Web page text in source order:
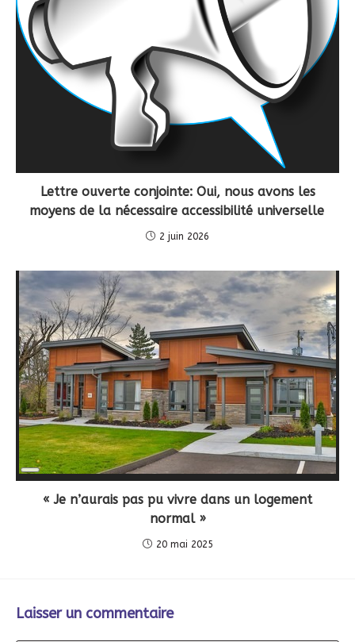
Lettre ouverte conjointe: Oui, nous avons les
moyens de la nécessaire accessibilité universelle
2 juin 2026
Long
« Je n’aurais pas pu vivre dans un logement
normal »
20 mai 2025
Laisser un commentaire